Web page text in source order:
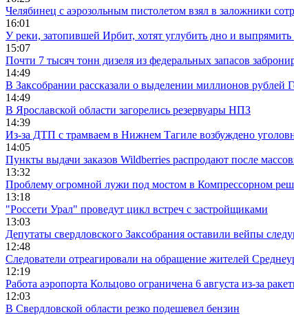
Челябинец с аэрозольным пистолетом взял в заложники
16:01
У реки, затопившей Ирбит, хотят углубить дно и выпрямить
15:07
Почти 7 тысяч тонн дизеля из федеральных запасов
14:49
В Заксобрании рассказали о выделении миллионов рублей
14:49
В Ярославской области загорелись резервуары НПЗ
14:39
Из-за ДТП с трамваем в Нижнем Тагиле возбуждено
14:05
Пункты выдачи заказов Wildberries распродают после
13:32
Проблему огромной лужи под мостом в Компрессорном
13:18
"Россети Урал" проведут цикл встреч с застройщиками
13:03
Депутаты свердловского Заксобрания оставили вейпы
12:48
Следователи отреагировали на обращение жителей
12:19
Работа аэропорта Кольцово ограничена 6 августа из-за
12:03
В Свердловской области резко подешевел бензин